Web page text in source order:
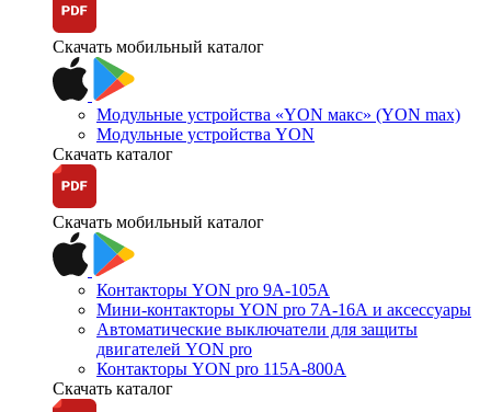
Скачать мобильный каталог
Модульные устройства «YON макс» (YON max)
Модульные устройства YON
Скачать каталог
Скачать мобильный каталог
Контакторы YON pro 9А-105А
Мини-контакторы YON pro 7А-16А и аксессуары
Автоматические выключатели для защиты
двигателей YON pro
Контакторы YON pro 115А-800А
Скачать каталог